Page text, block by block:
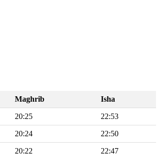
Maghrib Isha
20:25 22:53
20:24 22:50
20:22 22:47